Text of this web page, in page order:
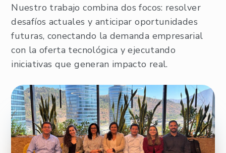
Nuestro trabajo combina dos focos: resolver
desafíos actuales y anticipar oportunidades
futuras, conectando la demanda empresarial
con la oferta tecnológica y ejecutando
iniciativas que generan impacto real.